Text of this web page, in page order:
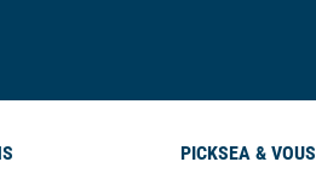
PICKSEA & VOUS